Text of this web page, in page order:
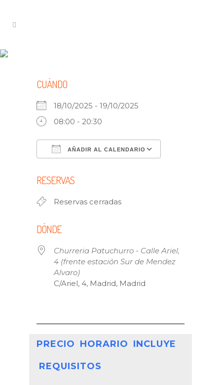
CUÁNDO
18/10/2025 - 19/10/2025
08:00 - 20:30
AÑADIR AL CALENDARIO
RESERVAS
Reservas cerradas
DÓNDE
Churreria Patuchurro - Calle Ariel,
4 (frente estación Sur de Mendez
Alvaro)
C/Ariel, 4, Madrid, Madrid
PRECIO HORARIO INCLUYE
REQUISITOS